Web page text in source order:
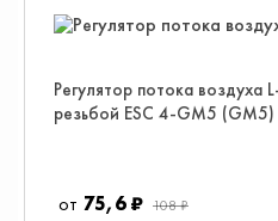
Регулятор потока воздуха
резьбой ESC 4-GM5 (GM5)
75,6 ₽ 108 ₽